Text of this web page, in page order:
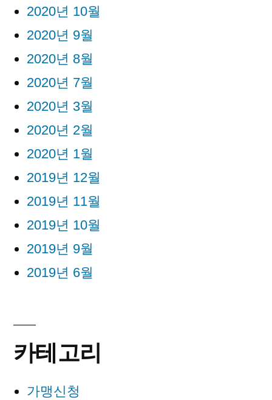
2020년 10월
2020년 9월
2020년 8월
2020년 7월
2020년 3월
2020년 2월
2020년 1월
2019년 12월
2019년 11월
2019년 10월
2019년 9월
2019년 6월
카테고리
가맹신청